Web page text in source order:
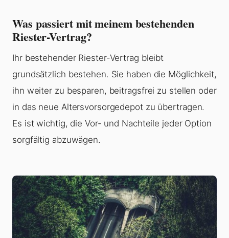
Was passiert mit meinem bestehenden
Riester-Vertrag?
Ihr bestehender Riester-Vertrag bleibt
grundsätzlich bestehen. Sie haben die Möglichkeit,
ihn weiter zu besparen, beitragsfrei zu stellen oder
in das neue Altersvorsorgedepot zu übertragen.
Es ist wichtig, die Vor- und Nachteile jeder Option
sorgfältig abzuwägen.